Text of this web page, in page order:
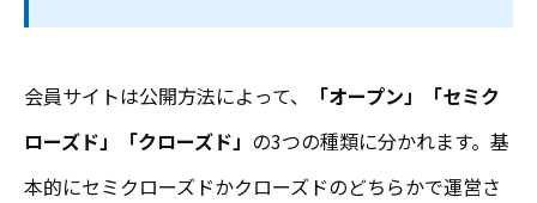
会員サイトは公開方法によって、
「オープン」「セミク
ローズド」「クローズド」 の3つの種類に分かれます。基
本的にセミクローズドかクローズドのどちらかで運営さ